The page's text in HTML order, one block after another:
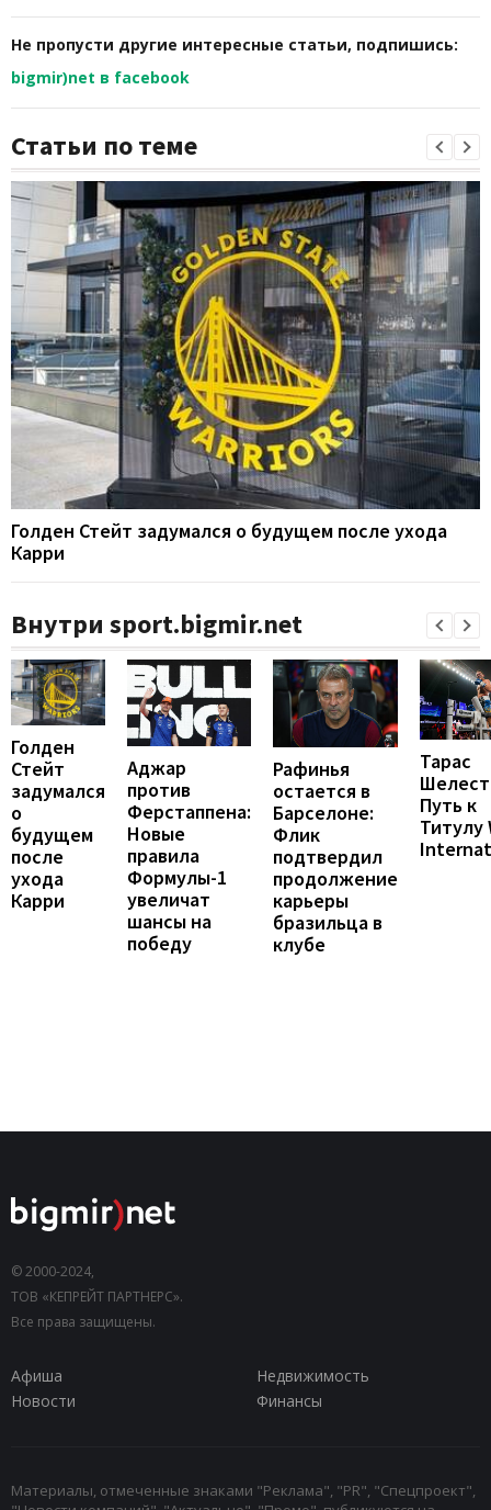
Не пропусти другие интересные статьи, подпишись:
bigmir)net в facebook
Статьи по теме
Голден Стейт задумался о будущем после ухода
Карри
Внутри sport.bigmir.net
Голден
Стейт
задумался
о
будущем
после
ухода
Карри
Аджар
против
Ферстаппена:
Новые
правила
Формулы-1
увеличат
шансы на
победу
Рафинья
остается в
Барселоне:
Флик
подтвердил
продолжение
карьеры
бразильца в
клубе
Тарас
Путь к
Титулу
© 2000-2024,
ТОВ «КЕПРЕЙТ ПАРТНЕРС».
Все права защищены.
Афиша
Недвижимость
Новости
Финансы
Материалы, отмеченные знаками "Реклама", "PR", "Спецпроект",